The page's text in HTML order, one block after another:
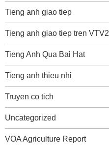
Tieng anh giao tiep
Tieng anh giao tiep tren VTV2
Tieng Anh Qua Bai Hat
Tieng anh thieu nhi
Truyen co tich
Uncategorized
VOA Agriculture Report